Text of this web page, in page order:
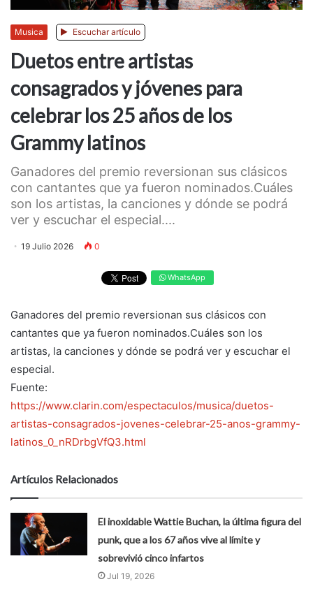
Musica Escuchar artículo
Duetos entre artistas
consagrados y jóvenes para
celebrar los 25 años de los
Grammy latinos
Ganadores del premio reversionan sus clásicos
con cantantes que ya fueron nominados.Cuáles
son los artistas, la canciones y dónde se podrá
ver y escuchar el especial....
19 Julio 2026 0
WhatsApp
Ganadores del premio reversionan sus clásicos con
cantantes que ya fueron nominados.Cuáles son los
artistas, la canciones y dónde se podrá ver y escuchar el
especial.
Fuente:
https://www.clarin.com/espectaculos/musica/duetos-
artistas-consagrados-jovenes-celebrar-25-anos-grammy-
latinos_0_nRDrbgVfQ3.html
Artículos Relacionados
El inoxidable Wattie Buchan, la última figura del
punk, que a los 67 años vive al límite y
sobrevivió cinco infartos
Jul 19, 2026